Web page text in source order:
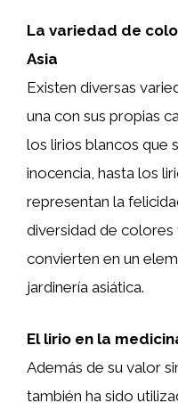
La variedad de
Asia
Existen diversas
una con sus propias
los lirios blancos que
inocencia, hasta los
representan la
diversidad de
convierten en un
jardinería asiática.
El lirio en la
Además de su valor
también ha sido